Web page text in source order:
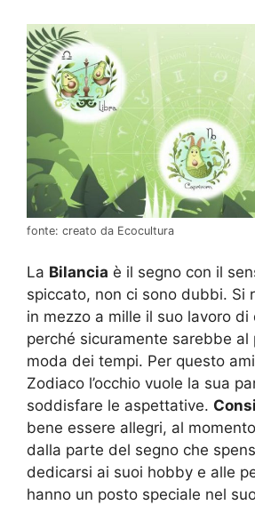
fonte: creato da Ecocultura
La Bilancia è il segno con il
spiccato, non ci sono dubbi. Si
in mezzo a mille il suo lavoro di
perché sicuramente sarebbe al
moda dei tempi. Per questo
Zodiaco l’occhio vuole la sua
soddisfare le aspettative.
bene essere allegri, al
dalla parte del segno che
dedicarsi ai suoi hobby e alle
hanno un posto speciale nel